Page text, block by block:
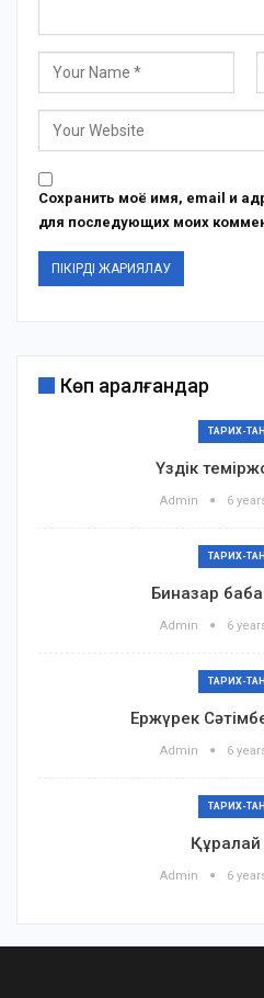
Сохранить моё имя, email и
для последующих моих
Көп қаралғандар
ТАРИХ-
Үздік
Admin 6
ТАРИХ-
Биназар
Admin 6
ТАРИХ-
Ержүрек
Admin 6
ТАРИХ-
Құралай
Admin 6